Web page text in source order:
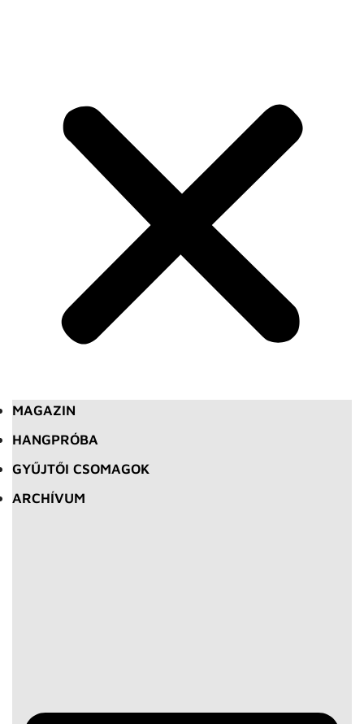
MAGAZIN
HANGPRÓBA
GYŰJTŐI CSOMAGOK
ARCHÍVUM